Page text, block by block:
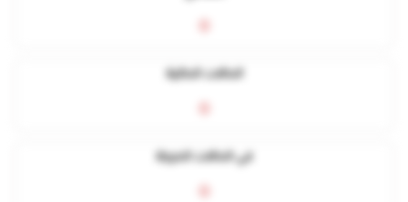
في الحالات الحرجة